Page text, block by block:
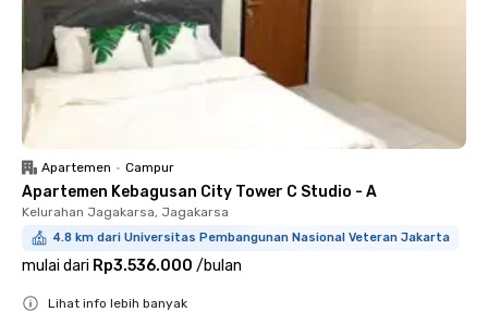
Apartemen • Campur
Apartemen Kebagusan City Tower C Studio - A
Kelurahan Jagakarsa, Jagakarsa
4.8 km dari Universitas Pembangunan Nasional Veteran Jakarta
mulai dari Rp3.536.000 /bulan
Lihat info lebih banyak